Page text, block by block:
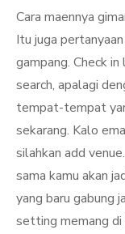
Cara maennya
Itu juga
gampang. Check
search, apalagi
tempat-tempat
sekarang. Kalo
silahkan add
sama kamu akan
yang baru gabung
setting memang di